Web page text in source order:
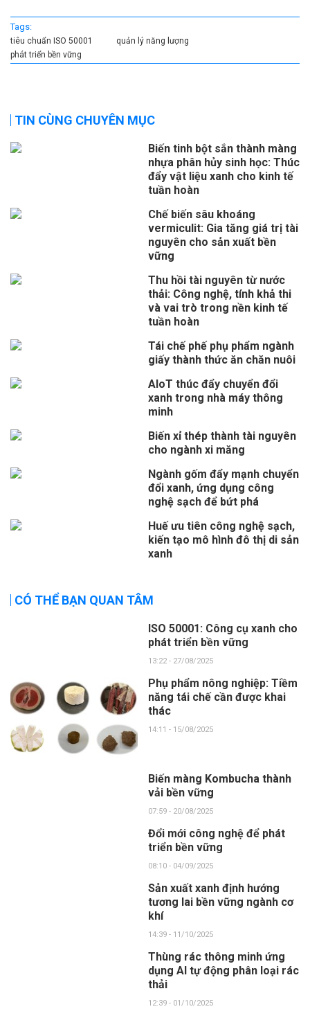
Tags:
tiêu chuẩn ISO 50001
quản lý năng lượng
phát triển bền vững
TIN CÙNG CHUYÊN MỤC
Biến tinh bột sắn thành màng
nhựa phân hủy sinh học: Thúc
đẩy vật liệu xanh cho kinh tế
tuần hoàn
Chế biến sâu khoáng
vermiculit: Gia tăng giá trị tài
nguyên cho sản xuất bền
vững
Thu hồi tài nguyên từ nước
thải: Công nghệ, tính khả thi
và vai trò trong nền kinh tế
tuần hoàn
Tái chế phế phụ phẩm ngành
giấy thành thức ăn chăn nuôi
AIoT thúc đẩy chuyển đổi
xanh trong nhà máy thông
minh
Biến xỉ thép thành tài nguyên
cho ngành xi măng
Ngành gốm đẩy mạnh chuyển
đổi xanh, ứng dụng công
nghệ sạch để bứt phá
Huế ưu tiên công nghệ sạch,
kiến tạo mô hình đô thị di sản
xanh
CÓ THỂ BẠN QUAN TÂM
ISO 50001: Công cụ xanh cho
phát triển bền vững
13:22 - 27/08/2025
Phụ phẩm nông nghiệp: Tiềm
năng tái chế cần được khai
thác
14:11 - 15/08/2025
Biến màng Kombucha thành
vải bền vững
07:59 - 20/08/2025
Đổi mới công nghệ để phát
triển bền vững
08:10 - 04/09/2025
Sản xuất xanh định hướng
tương lai bền vững ngành cơ
khí
14:39 - 11/10/2025
Thùng rác thông minh ứng
dụng AI tự động phân loại rác
thải
12:39 - 01/10/2025